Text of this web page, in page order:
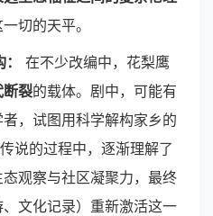
切的天平。
在不少改编中，花梨鹰
断裂的载体。剧中，可能有
，试图用科学解构家乡的
说的过程中，逐渐理解了
观察与社区凝聚力，最终
文化记录）重新激活这一